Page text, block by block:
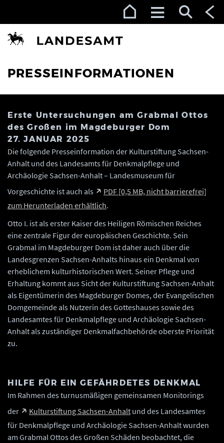
PRESSEINFORMATIONEN
Erste Untersuchungen am Grabmal Ottos
des Großen im Magdeburger Dom
27. JANUAR 2025
Die folgende Presseinformation der Kulturstiftung Sachsen-
Anhalt und des Landesamts für Denkmalpflege und
Archäologie Sachsen-Anhalt – Landesmuseum für
Vorgeschichte ist auch als
PDF [0,5 MB, nicht barrierefrei]
zum Herunterladen erhältlich.
Otto I. ist als erster Kaiser des Heiligen Römischen Reiches
eine zentrale Figur der europäischen Geschichte. Sein
Grabmal im Magdeburger Dom ist daher auch über die
Landesgrenzen Sachsen-Anhalts hinaus ein Denkmal von
erheblichem kulturhistorischen Wert. Seiner Pflege und
Erhaltung kommt aus Sicht der Kulturstiftung Sachsen-Anhalt
als Eigentümerin des Magdeburger Domes, der Evangelischen
Domgemeinde als Nutzerin des Gotteshauses sowie des
Landesamtes für Denkmalpflege und Archäologie Sachsen-
Anhalt als zuständiger Denkmalfachbehörde oberste Priorität
zu.
HILFE FÜR EIN GEFÄHRDETES DENKMAL
Im Rahmen des turnusmäßigen gemeinsamen Monitorings
der
Kulturstiftung Sachsen-Anhalt und des Landesamtes
für Denkmalpflege und Archäologie Sachsen-Anhalt wurden
am Grabmal Ottos des Großen Schäden beobachtet, die